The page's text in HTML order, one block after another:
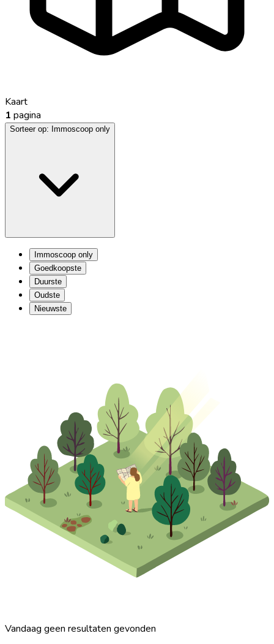
Kaart
1 pagina
Sorteer op: Immoscoop only
Immoscoop only
Goedkoopste
Duurste
Oudste
Nieuwste
Vandaag geen resultaten gevonden